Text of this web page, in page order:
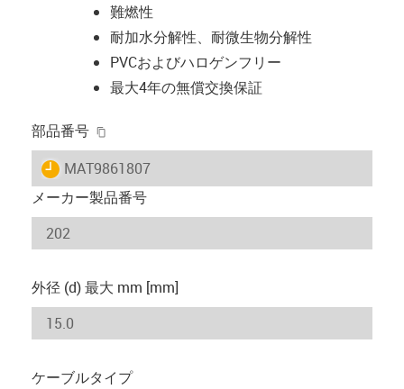
難燃性
耐加水分解性、耐微生物分解性
PVCおよびハロゲンフリー
最大4年の無償交換保証
部品番号
igus-icon-lieferzeit
MAT9861807
メーカー製品番号
外径 (d) 最大 mm [mm]
ケーブルタイプ